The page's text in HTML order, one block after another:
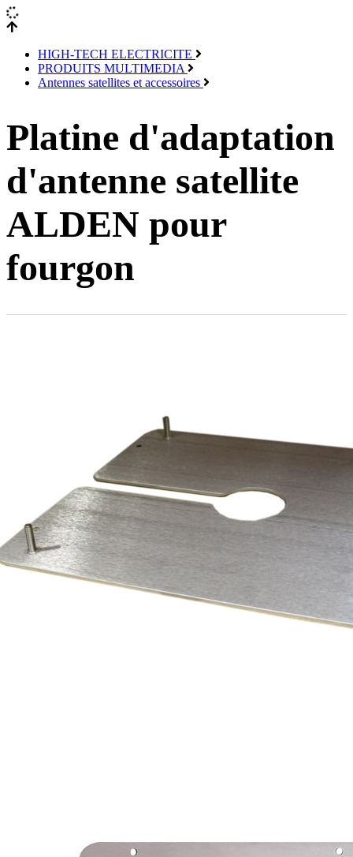
HIGH-TECH ELECTRICITE
PRODUITS MULTIMEDIA
Antennes satellites et accessoires
Platine d'adaptation
d'antenne satellite
ALDEN pour
fourgon